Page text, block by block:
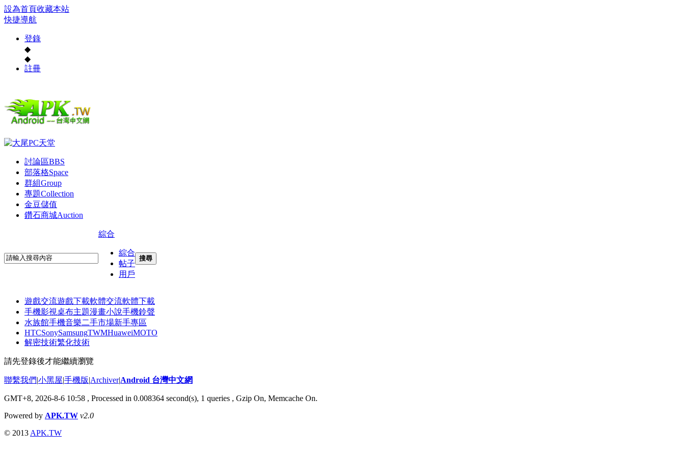
設為首頁收藏本站
快捷導航
登錄
◆
◆
註冊
討論區BBS
部落格Space
群組Group
專題Collection
金豆儲值
鑽石商城Auction
綜合
綜合
帖子
用戶
搜尋
遊戲交流遊戲下載軟體交流軟體下載
手機影視桌布主題漫畫小說手機鈴聲
水族館手機音樂二手市場新手專區
HTCSonySamsungTWMHuaweiMOTO
解密技術繁化技術
請先登錄後才能繼續瀏覽
聯繫我們|小黑屋|手機版|Archiver|Android 台灣中文網
GMT+8, 2026-8-6 10:58 , Processed in 0.008364 second(s), 1 queries , Gzip On, Memcache On.
Powered by APK.TW v2.0
© 2013 APK.TW